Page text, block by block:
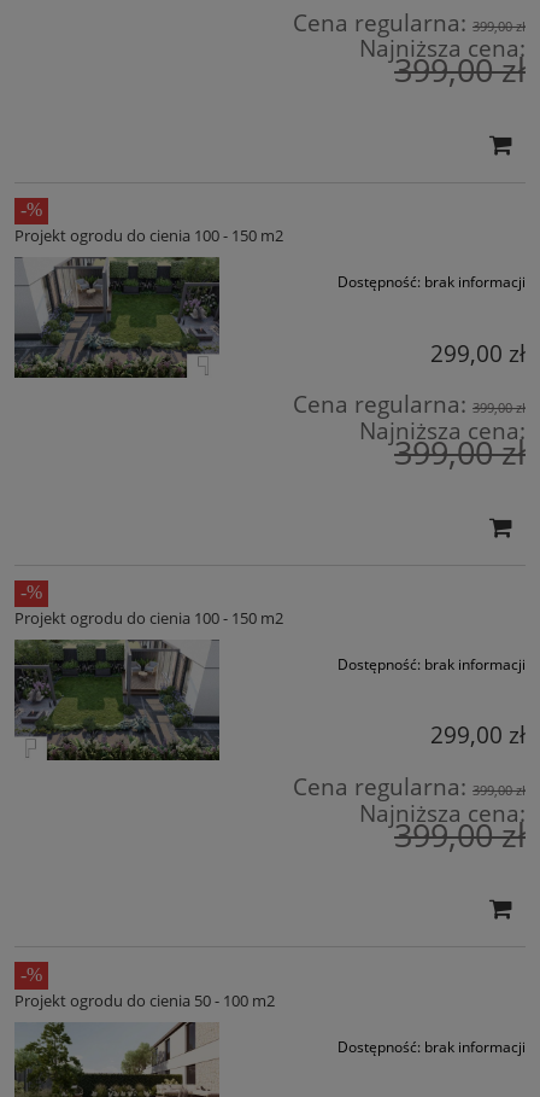
Cena regularna: 399,00 zł
Najniższa cena:
399,00 zł
Projekt ogrodu do cienia 100 - 150 m2
Dostępność: brak informacji
299,00 zł
Cena regularna: 399,00 zł
Najniższa cena:
399,00 zł
Projekt ogrodu do cienia 100 - 150 m2
Dostępność: brak informacji
299,00 zł
Cena regularna: 399,00 zł
Najniższa cena:
399,00 zł
Projekt ogrodu do cienia 50 - 100 m2
Dostępność: brak informacji